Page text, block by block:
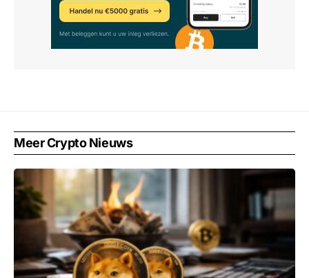
Meer Crypto Nieuws